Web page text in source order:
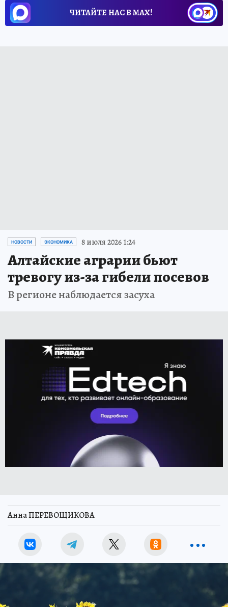
ЧИТАЙТЕ НАС В МАХ!
НОВОСТИ ЭКОНОМИКА 8 июля 2026 1:24
Алтайские аграрии бьют
тревогу из-за гибели посевов
В регионе наблюдается засуха
Анна ПЕРЕВОЩИКОВА